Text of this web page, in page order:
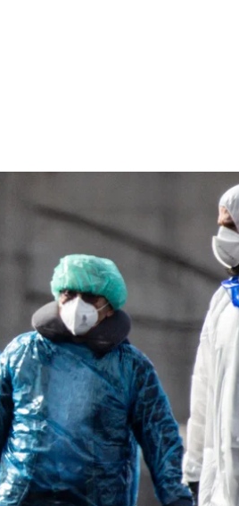
Канарські острови, 10 травня
Getty Images
хантавірус, ще до
в одній із паризьких
Паділья Бернальдес,
пасажирами
до паризької лікарні.
Ріст заявила, що стан
який дав позитивний